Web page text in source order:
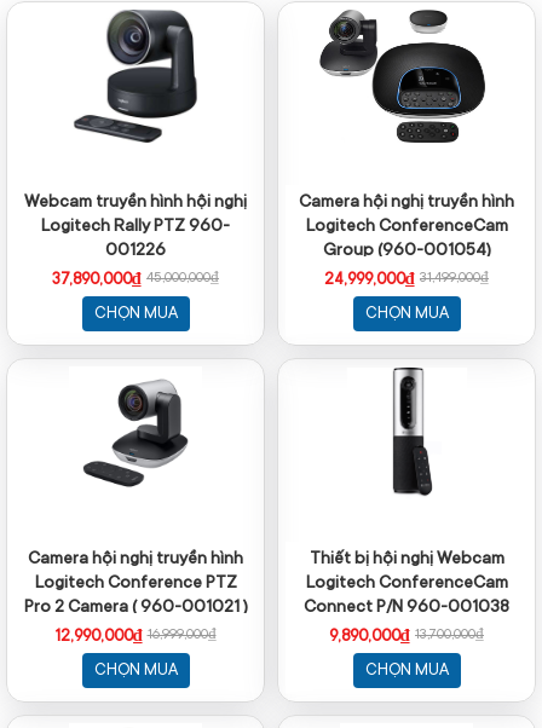
Webcam truyền hình hội nghị
Logitech Rally PTZ 960-
001226
37,890,000₫ 45,000,000₫
CHỌN MUA
Camera hội nghị truyền hình
Logitech ConferenceCam
Group (960-001054)
24,999,000₫ 31,499,000₫
CHỌN MUA
Camera hội nghị truyền hình
Logitech Conference PTZ
Pro 2 Camera ( 960-001021 )
12,990,000₫ 16,999,000₫
CHỌN MUA
Thiết bị hội nghị Webcam
Logitech ConferenceCam
Connect P/N 960-001038
9,890,000₫ 13,700,000₫
CHỌN MUA